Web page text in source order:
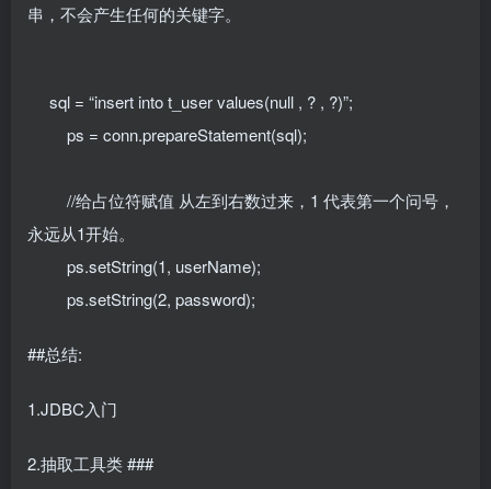
串，不会产生任何的关键字。
sql = “insert into t_user values(null , ? , ?)”;
ps = conn.prepareStatement(sql);
//给占位符赋值 从左到右数过来，1 代表第一个问号，
永远从1开始。
ps.setString(1, userName);
ps.setString(2, password);
##总结:
1.JDBC入门
2.抽取工具类 ###